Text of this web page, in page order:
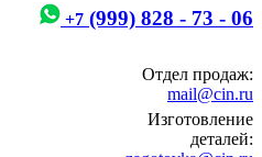
+7 (999) 828 - 73 - 06
Отдел продаж:
mail@cin.ru
Изготовление
деталей: